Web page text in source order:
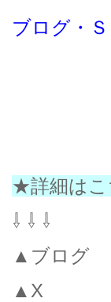
ブログ・
★詳細は
⇩ ⇩ ⇩
▲ブログ
▲X